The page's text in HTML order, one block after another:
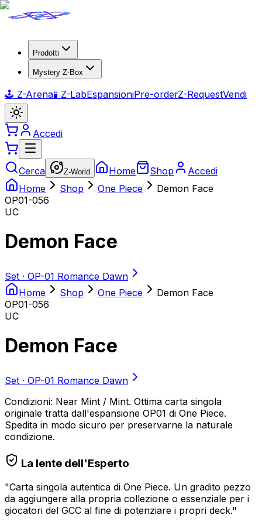
Prodotti
Mystery Z-Box
🕹️ Z-Arena🧪 Z-LabEspansioniPre-orderZ-RequestVendi
Accedi
Cerca Z-World Home Shop
Accedi
Home
Shop One Piece
Demon Face
OP01-056
UC
Demon Face
Set · OP-01 Romance Dawn
Home
Shop One Piece
Demon Face
OP01-056
UC
Demon Face
Set · OP-01 Romance Dawn
Condizioni: Near Mint / Mint. Ottima carta singola
originale tratta dall'espansione OP01 di One Piece.
Spedita in modo sicuro per preservarne la naturale
condizione.
La lente dell'Esperto
"Carta singola autentica di One Piece. Un gradito pezzo
da aggiungere alla propria collezione o essenziale per i
giocatori del GCC al fine di potenziare i propri deck."